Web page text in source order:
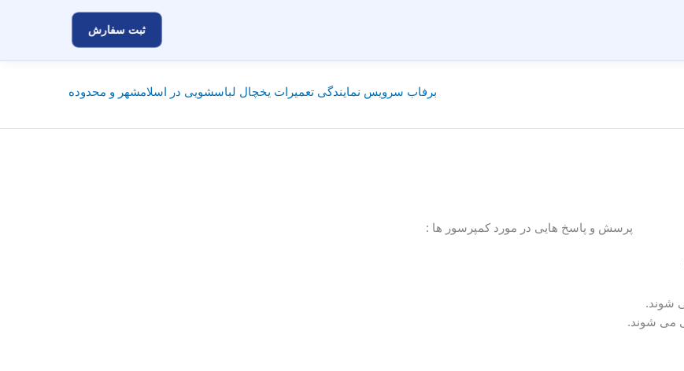
برفاب سرویس نمایندگی تعمیرات یخچال لباسشویی در اسلامشهر و محدوده
پرسش و پاسخ هایی در مورد کمپرسور ها :
ثبت سفارش